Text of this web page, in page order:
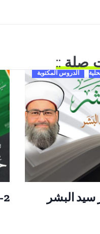
صلة::
الدروس المكتوبة
2- حلية البشر من أذكار سيد البشر